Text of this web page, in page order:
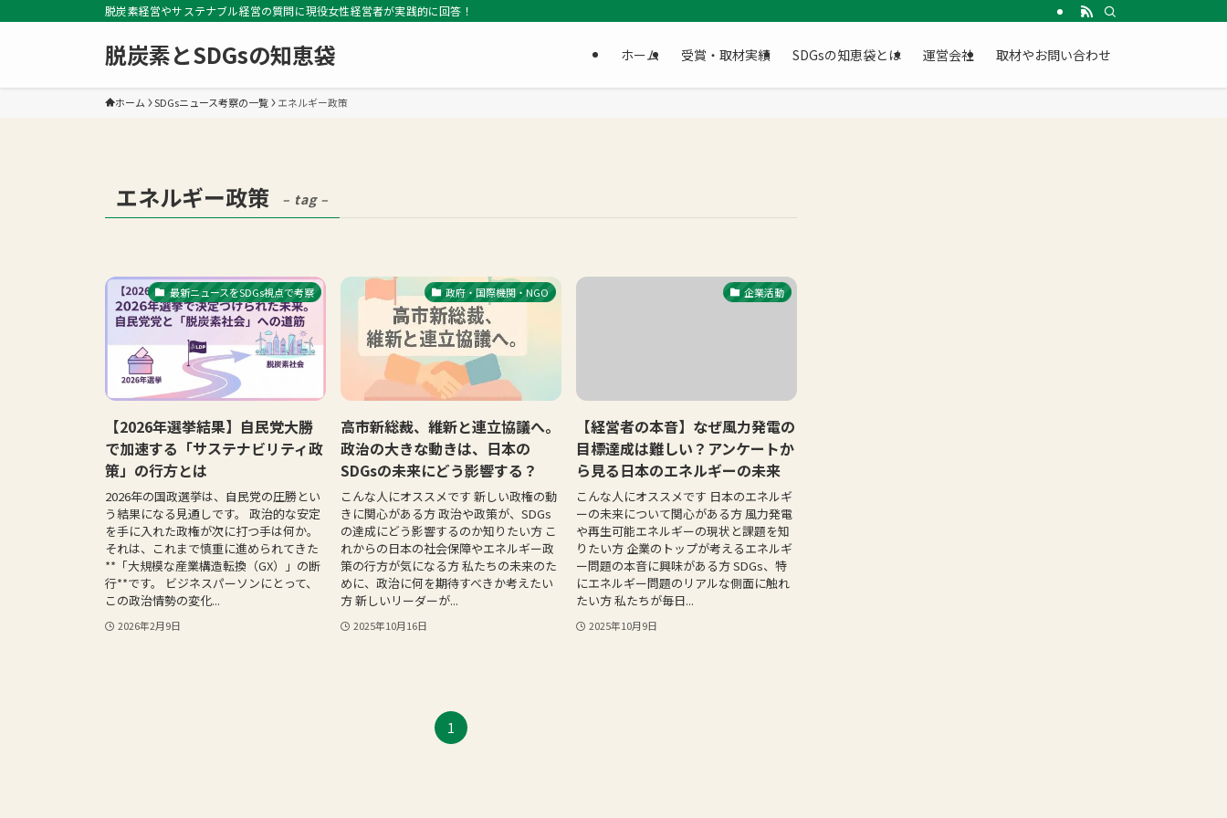
脱炭素経営やサステナブル経営の質問に現役女性経営者が実践的に回答！
脱炭素とSDGsの知恵袋 ホーム 受賞・取材実績 SDGsの知恵袋とは 運営会社 取材やお問い合わせ
ホーム SDGsニュース考察の一覧 エネルギー政策
エネルギー政策 – tag –
最新ニュースをSDGs視点で考察
【2026年選挙結果】自民党大勝
で加速する「サステナビリティ政
策」の行方とは
2026年の国政選挙は、自民党の圧勝とい
う結果になる見通しです。 政治的な安定
を手に入れた政権が次に打つ手は何か。
それは、これまで慎重に進められてきた
**「大規模な産業構造転換（GX）」の断
行**です。 ビジネスパーソンにとって、
この政治情勢の変化...
2026年2月9日
政府・国際機関・NGO
高市新総裁、維新と連立協議へ。
政治の大きな動きは、日本の
SDGsの未来にどう影響する？
こんな人にオススメです 新しい政権の動
きに関心がある方 政治や政策が、SDGs
の達成にどう影響するのか知りたい方 こ
れからの日本の社会保障やエネルギー政
策の行方が気になる方 私たちの未来のた
めに、政治に何を期待すべきか考えたい
方 新しいリーダーが...
2025年10月16日
企業活動
【経営者の本音】なぜ風力発電の
目標達成は難しい？アンケートか
ら見る日本のエネルギーの未来
こんな人にオススメです 日本のエネルギ
ーの未来について関心がある方 風力発電
や再生可能エネルギーの現状と課題を知
りたい方 企業のトップが考えるエネルギ
ー問題の本音に興味がある方 SDGs、特
にエネルギー問題のリアルな側面に触れ
たい方 私たちが毎日...
2025年10月9日
1